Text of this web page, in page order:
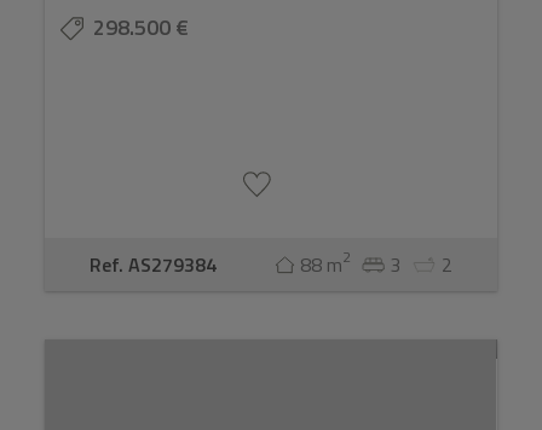
298.500 €
Ref. AS279384 88 m2 3 2